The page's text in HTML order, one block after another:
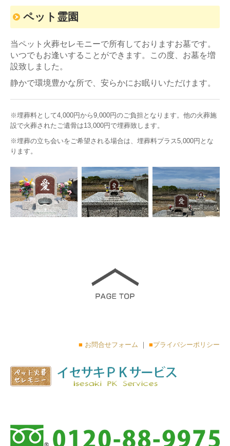
ペット霊園
当ペット火葬セレモニーで所有しておりますお墓です。
いつでもお逢いすることができます。この度、お墓を増
設致しました。
静かで環境豊かな所で、安らかにお眠りいただけます。
※埋葬料として4,000円から9,000円のご負担となります。他の火葬施
設で火葬されたご遺骨は13,000円で埋葬致します。
※埋葬の立ち会いをご希望される場合は、埋葬料プラス5,000円とな
ります。
■ お問合せフォーム ｜ ■プライバシーポリシー